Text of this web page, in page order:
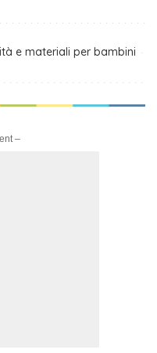
e materiali per bambini
–